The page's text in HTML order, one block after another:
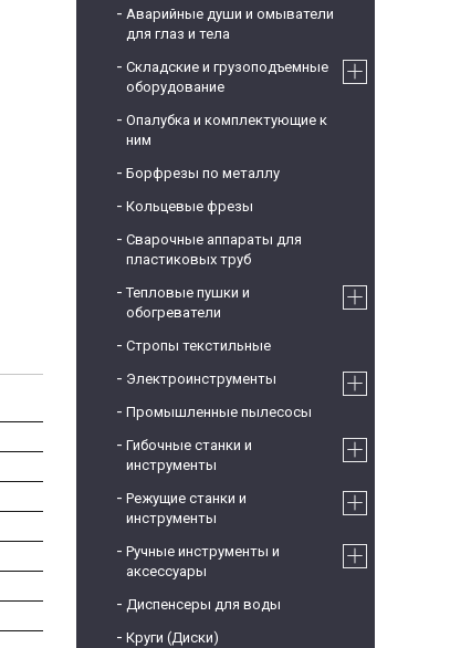
Аварийные души и омыватели
для глаз и тела
Складские и грузоподъемные
оборудование
Опалубка и комплектующие к
ним
Борфрезы по металлу
Кольцевые фрезы
Сварочные аппараты для
пластиковых труб
Тепловые пушки и
обогреватели
Стропы текстильные
Электроинструменты
Промышленные пылесосы
Гибочные станки и
инструменты
Режущие станки и
инструменты
Ручные инструменты и
аксессуары
Диспенсеры для воды
Круги (Диски)